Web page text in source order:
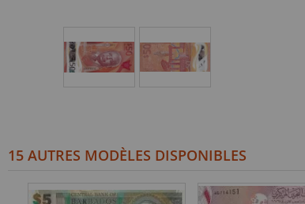
15 AUTRES MODÈLES DISPONIBLES